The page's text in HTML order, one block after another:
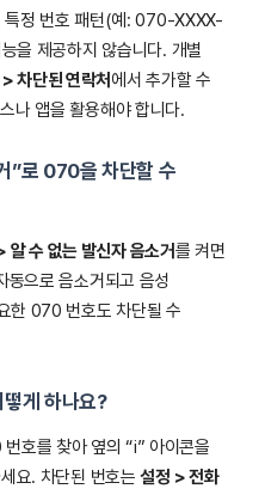
특정 번호 패턴(예: 070-XXXX-
을 제공하지 않습니다. 개별
차단된 연락처 에서 추가할 수
나 앱을 활용해야 합니다.
”로 070을 차단할 수
알 수 없는 발신자 음소거를 켜면
으로 음소거되고 음성
한 070 번호도 차단될 수
게 하나요?
호를 찾아 옆의 “i” 아이콘을
요. 차단된 번호는설정 > 전화